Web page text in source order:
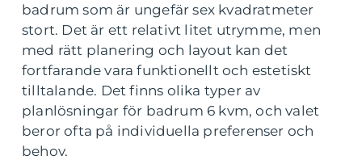
badrum som är ungefär sex kvadratmeter
stort. Det är ett relativt litet utrymme, men
med rätt planering och layout kan det
fortfarande vara funktionellt och estetiskt
tilltalande. Det finns olika typer av
planlösningar för badrum 6 kvm, och valet
beror ofta på individuella preferenser och
behov.